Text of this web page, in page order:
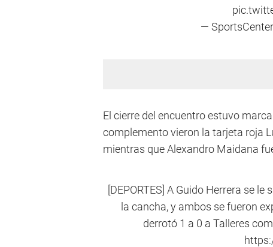
—
El cierre del encuentro estuvo
complemento vieron la tarjeta roja
mientras que Alexandro Maidana
[DEPORTES] A Guido Herrera se
la cancha, y ambos se fueron
derrotó 1 a 0 a Talleres